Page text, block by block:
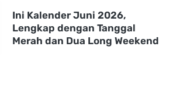
Ini Kalender Juni 2026,
Lengkap dengan Tanggal
Merah dan Dua Long Weekend